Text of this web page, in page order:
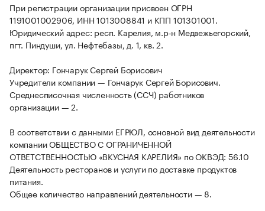
При регистрации организации присвоен ОГРН
1191001002906, ИНН 1013008841 и КПП 101301001.
Юридический адрес: респ. Карелия, м.р-н Медвежьегорский,
пгт. Пиндуши, ул. Нефтебазы, д. 1, кв. 2.
Директор: Гончарук Сергей Борисович
Учредители компании — Гончарук Сергей Борисович.
Среднесписочная численность (ССЧ) работников
организации — 2.
В соответствии с данными ЕГРЮЛ, основной вид деятельности
компании ОБЩЕСТВО С ОГРАНИЧЕННОЙ
ОТВЕТСТВЕННОСТЬЮ «ВКУСНАЯ КАРЕЛИЯ» по ОКВЭД: 56.10
Деятельность ресторанов и услуги по доставке продуктов
питания.
Общее количество направлений деятельности — 8.